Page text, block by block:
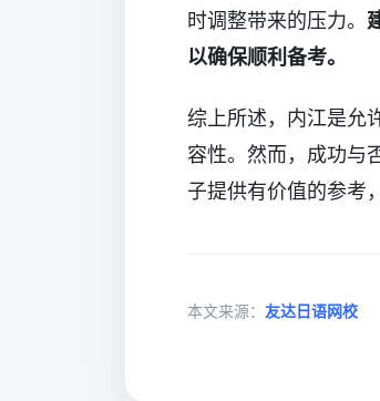
时调整带来的压力。
以确保顺利备考。
综上所述，内江是允
容性。然而，成功与
子提供有价值的参考
本文来源： 友达日语网校